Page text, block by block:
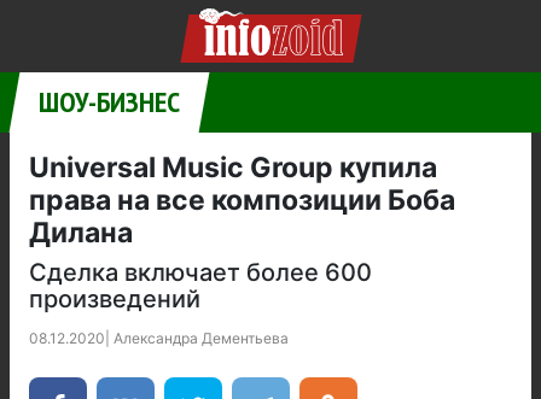
ШОУ-БИЗНЕС
Universal Music Group купила
права на все композиции Боба
Дилана
Сделка включает более 600
произведений
08.12.2020 Александра Дементьева